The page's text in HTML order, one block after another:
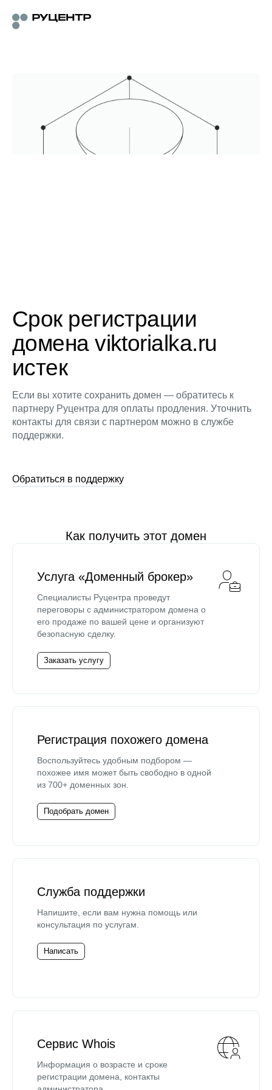
Срок регистрации
домена viktorialka.ru
истек
Если вы хотите сохранить домен — обратитесь к
партнеру Руцентра для оплаты продления. Уточнить
контакты для связи с партнером можно в службе
поддержки.
Обратиться в поддержку
Как получить этот домен
Услуга «Доменный брокер»
Специалисты Руцентра проведут
переговоры с администратором домена о
его продаже по вашей цене и организуют
безопасную сделку.
Заказать услугу
Регистрация похожего домена
Воспользуйтесь удобным подбором —
похожее имя может быть свободно в одной
из 700+ доменных зон.
Подобрать домен
Служба поддержки
Напишите, если вам нужна помощь или
консультация по услугам.
Написать
Сервис Whois
Информация о возрасте и сроке
регистрации домена, контакты